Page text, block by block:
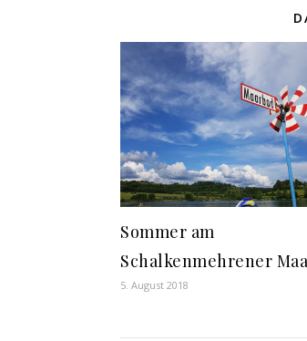
Sommer am
Schalkenmehrener
5. August 2018